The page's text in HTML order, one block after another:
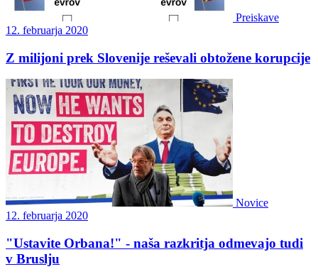
Preiskave
12. februarja 2020
Z milijoni prek Slovenije reševali obtožene korupcije
Novice
12. februarja 2020
"Ustavite Orbana!" - naša razkritja odmevajo tudi
v Bruslju